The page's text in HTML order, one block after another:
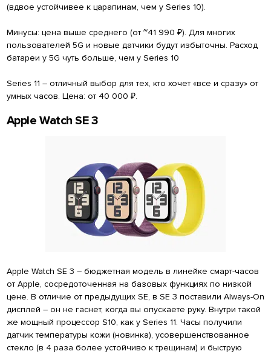
(вдвое устойчивее к царапинам, чем у Series 10).
Минусы: цена выше среднего (от ~41 990 ₽). Для многих
пользователей 5G и новые датчики будут избыточны. Расход
батареи у 5G чуть больше, чем у Series 10
Series 11 – отличный выбор для тех, кто хочет «все и сразу» от
умных часов. Цена: от 40 000 ₽.
Apple Watch SE 3
Apple Watch SE 3 – бюджетная модель в линейке смарт-часов
от Apple, сосредоточенная на базовых функциях по низкой
цене. В отличие от предыдущих SE, в SE 3 поставили Always-On
дисплей – он не гаснет, когда вы опускаете руку. Внутри такой
же мощный процессор S10, как у Series 11. Часы получили
датчик температуры кожи (новинка), усовершенствованное
стекло (в 4 раза более устойчиво к трещинам) и быструю